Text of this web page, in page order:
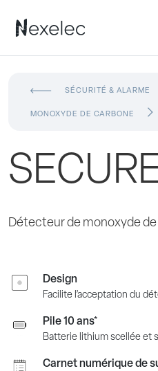
SÉCURITÉ & ALARME
MONOXYDE DE CARBONE
Détecteur de monoxyde
Design
Facilite l’acceptation du
Pile 10 ans*
Batterie lithium scellée et
Carnet numérique de